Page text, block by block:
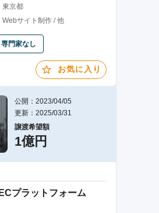
東京都
Webサイト制作 / 他
専門家なし
お気に入り
公開：2023/04/05
更新：2025/03/31
譲渡希望額
1億円
プラットフォーム